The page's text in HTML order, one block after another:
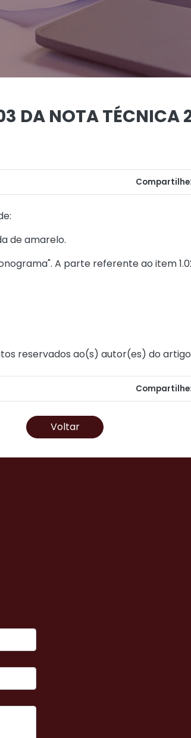
DA NOTA TÉCNICA
Compartilhe:
de amarelo.
A parte referente ao item
reservados ao(s) autor(es) do
Compartilhe:
Voltar